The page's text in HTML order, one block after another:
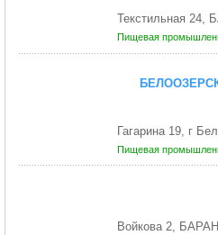
Текстильная
Пищевая
Гагарина 19, г
Пищевая
Войкова 2,